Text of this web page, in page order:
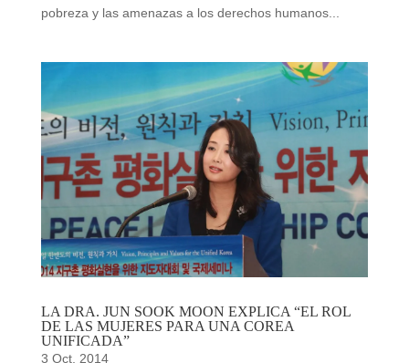
pobreza y las amenazas a los derechos humanos...
LA DRA. JUN SOOK MOON EXPLICA “EL ROL
DE LAS MUJERES PARA UNA COREA
UNIFICADA”
3 Oct, 2014